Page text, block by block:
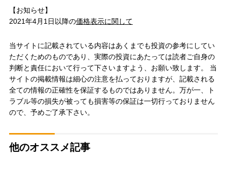
【お知らせ】
2021年4月1日以降の価格表示に関して
当サイトに記載されている内容はあくまでも投資の参考にしてい
ただくためのものであり、実際の投資にあたっては読者ご自身の
判断と責任において行って下さいますよう、お願い致します。 当
サイトの掲載情報は細心の注意を払っておりますが、記載される
全ての情報の正確性を保証するものではありません。万が一、ト
ラブル等の損失が被っても損害等の保証は一切行っておりません
ので、予めご了承下さい。
他のオススメ記事